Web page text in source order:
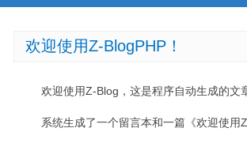
欢迎使用Z-BlogPHP！
欢迎使用Z-Blog，这是程序自动生成的文
系统生成了一个留言本和一篇《欢迎使